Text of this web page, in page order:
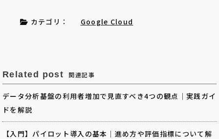
カテゴリ： Google Cloud
Related post 関連記事
データ分析基盤の利用者増加で見直すべき4つの観点｜実践ガイ
ドを解説
【入門】パイロット導入の基本｜進め方や評価指標について解